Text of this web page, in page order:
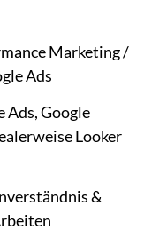
Marketing /
Ads
Ads, Google
Looker
&